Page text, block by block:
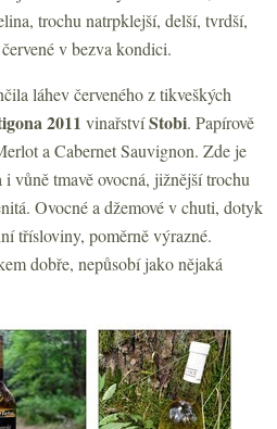
trochu natrpklejší, delší, tvrdší,
v bezva kondici.
láhev červeného z tikveškých
2011 vinařstvíStobi. Papírově
a Cabernet Sauvignon. Zde je
vůně tmavě ovocná, jižnější trochu
Ovocné a džemové v chuti, dotyk
třísloviny, poměrně výrazné.
dobře, nepůsobí jako nějaká